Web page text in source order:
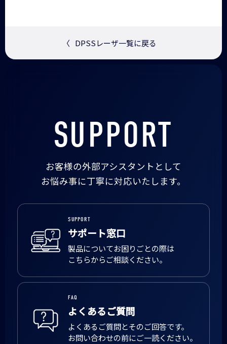
〈 DPSSレーザ一覧に戻る
SUPPORT
お客様の外部アシスタントとして
お悩み事に丁寧に対応いたします。
SUPPORT
サポート窓口
製品についてお困りごとの際は
こちらからご相談ください。
FAQ
よくあるご質問
よくあるご質問とそのご回答です。
お問い合わせの前にご一読ください。